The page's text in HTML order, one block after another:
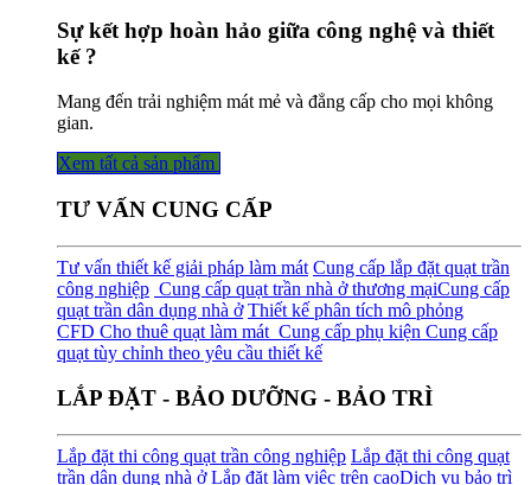
Sự kết hợp hoàn hảo giữa công nghệ và thiết
kế ?
Mang đến trải nghiệm mát mẻ và đẳng cấp cho mọi không
gian.
Xem tất cả sản phẩm
TƯ VẤN CUNG CẤP
Tư vấn thiết kế giải pháp làm mát Cung cấp lắp đặt quạt trần
công nghiệp Cung cấp quạt trần nhà ở thương mạiCung cấp
quạt trần dân dụng nhà ở Thiết kế phân tích mô phỏng
CFD Cho thuê quạt làm mát Cung cấp phụ kiện Cung cấp
quạt tùy chỉnh theo yêu cầu thiết kế
LẮP ĐẶT - BẢO DƯỠNG - BẢO TRÌ
Lắp đặt thi công quạt trần công nghiệp Lắp đặt thi công quạt
trần dân dụng nhà ở Lắp đặt làm việc trên caoDịch vụ bảo trì